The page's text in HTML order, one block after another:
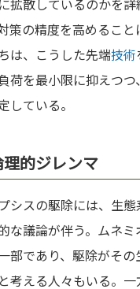
拡散しているのかを
策の精度を高めること
は、こうした先端技術
荷を最小限に抑えつ
している。
的ジレンマ
シスの駆除には、生
な議論が伴う。ムネミ
部であり、駆除がそ
考える人々もいる。